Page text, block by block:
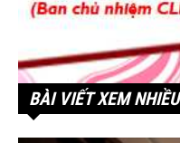
BÀI VIẾT XEM NHIỀU